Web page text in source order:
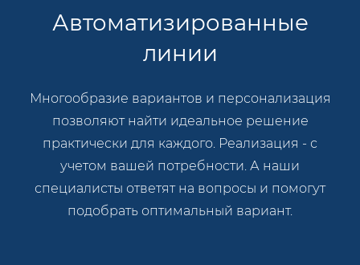
Автоматизированные
линии
Многообразие вариантов и персонализация
позволяют найти идеальное решение
практически для каждого. Реализация - с
учетом вашей потребности. А наши
специалисты ответят на вопросы и помогут
подобрать оптимальный вариант.